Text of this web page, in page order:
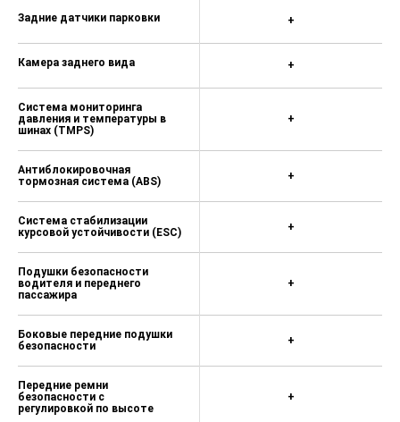
мобильным телефоном
1 USB-разъем сзади
Телематика
Задние датчики парковки
Камера заднего вида
Система мониторинга
давления и температуры в
шинах (TMPS)
Антиблокировочная
тормозная система (ABS)
Система стабилизации
курсовой устойчивости (ESC)
Подушки безопасности
водителя и переднего
пассажира
Боковые передние подушки
безопасности
Передние ремни
безопасности с
регулировкой по высоте
+
+
+
+
+
+
+
+